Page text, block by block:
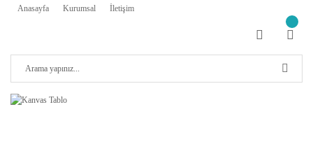
Anasayfa Kurumsal İletişim